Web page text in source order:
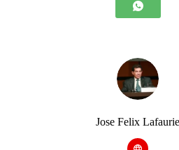
Jose Felix Lafaurie